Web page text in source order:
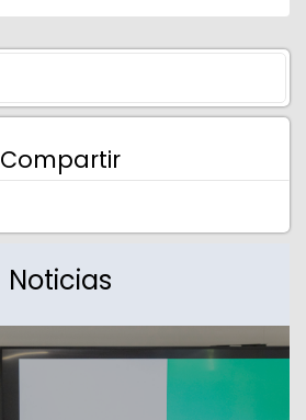
Compartir
Noticias